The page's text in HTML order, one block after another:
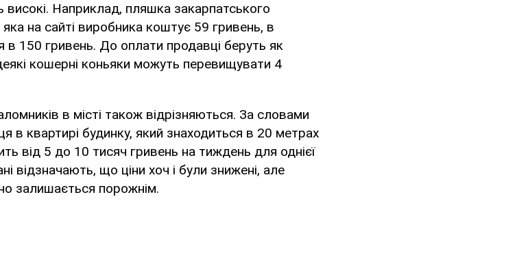
високі. Наприклад, пляшка закарпатського
на сайті виробника коштує 59 гривень, в
в 150 гривень. До оплати продавці беруть як
кошерні коньяки можуть перевищувати 4
в місті також відрізняються. За словами
в квартирі будинку, який знаходиться в 20 метрах
від 5 до 10 тисяч гривень на тиждень для однієї
відзначають, що ціни хоч і були знижені, але
залишається порожнім.